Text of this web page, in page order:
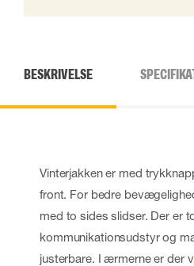
BESKRIVELSE
Vinterjakken er med
front. For bedre
med to sides slidser. Der er
kommunikationsudstyr og
justerbare. I ærmerne er der